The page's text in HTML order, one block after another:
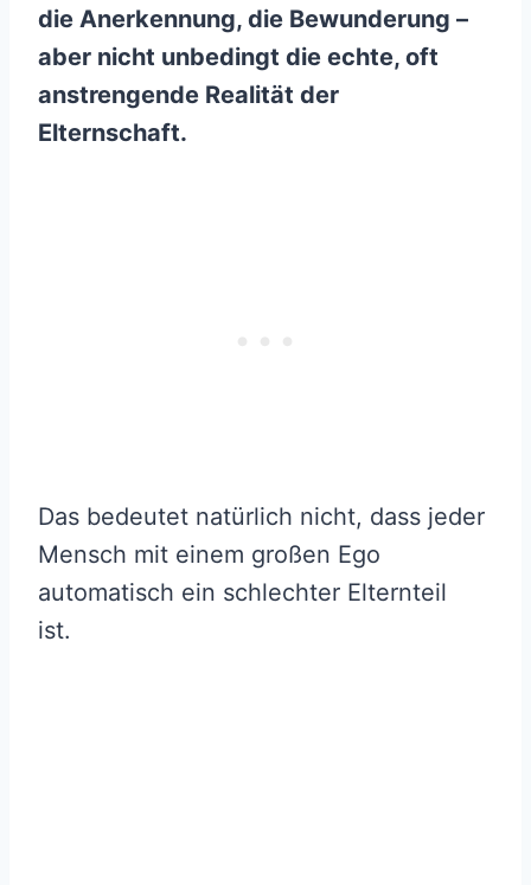
die Anerkennung, die Bewunderung –
aber nicht unbedingt die echte, oft
anstrengende Realität der
Elternschaft.
Das bedeutet natürlich nicht, dass jeder
Mensch mit einem großen Ego
automatisch ein schlechter Elternteil
ist.